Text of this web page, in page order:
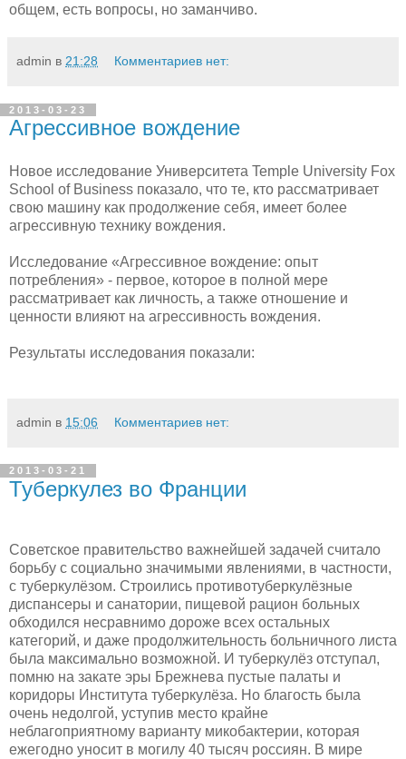
общем, есть вопросы, но заманчиво.
admin в 21:28 Комментариев нет:
2013-03-23
Агрессивное вождение
Новое исследование Университета Temple University Fox
School of Business показало, что те, кто рассматривает
свою машину как продолжение себя, имеет более
агрессивную технику вождения.
Исследование «Агрессивное вождение: опыт
потребления» - первое, которое в полной мере
рассматривает как личность, а также отношение и
ценности влияют на агрессивность вождения.
Результаты исследования показали:
admin в 15:06 Комментариев нет:
2013-03-21
Туберкулез во Франции
Советское правительство важнейшей задачей считало
борьбу с социально значимыми явлениями, в частности,
с туберкулёзом. Строились противотуберкулёзные
диспансеры и санатории, пищевой рацион больных
обходился несравнимо дороже всех остальных
категорий, и даже продолжительность больничного листа
была максимально возможной. И туберкулёз отступал,
помню на закате эры Брежнева пустые палаты и
коридоры Института туберкулёза. Но благость была
очень недолгой, уступив место крайне
неблагоприятному варианту микобактерии, которая
ежегодно уносит в могилу 40 тысяч россиян. В мире